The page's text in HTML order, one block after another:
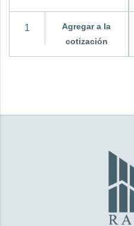
Agregar a la
cotización